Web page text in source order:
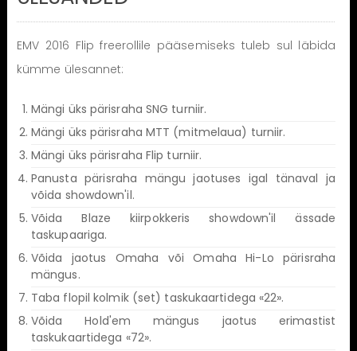
EMV 2016 Flip freerollile pääsemiseks tuleb sul läbida
kümme ülesannet:
Mängi üks pärisraha SNG turniir.
Mängi üks pärisraha MTT (mitmelaua) turniir.
Mängi üks pärisraha Flip turniir.
Panusta pärisraha mängu jaotuses igal tänaval ja
võida showdown'il.
Võida Blaze kiirpokkeris showdown'il ässade
taskupaariga.
Võida jaotus Omaha või Omaha Hi-Lo pärisraha
mängus.
Taba flopil kolmik (set) taskukaartidega «22».
Võida Hold'em mängus jaotus erimastist
taskukaartidega «72».